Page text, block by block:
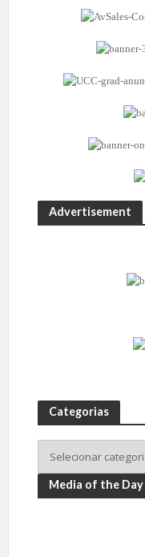
Advertisement
Categorias
Media of the Day